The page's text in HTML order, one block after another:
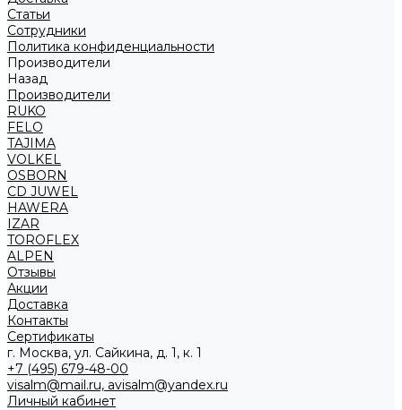
Статьи
Сотрудники
Политика конфиденциальности
Производители
Назад
Производители
RUKO
FELO
TAJIMA
VOLKEL
OSBORN
CD JUWEL
HAWERA
IZAR
TOROFLEX
ALPEN
Отзывы
Акции
Доставка
Контакты
Сертификаты
г. Москва, ул. Сайкина, д. 1, к. 1
+7 (495) 679-48-00
visalm@mail.ru, avisalm@yandex.ru
Личный кабинет